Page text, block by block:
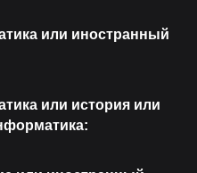
или иностранный
или история или